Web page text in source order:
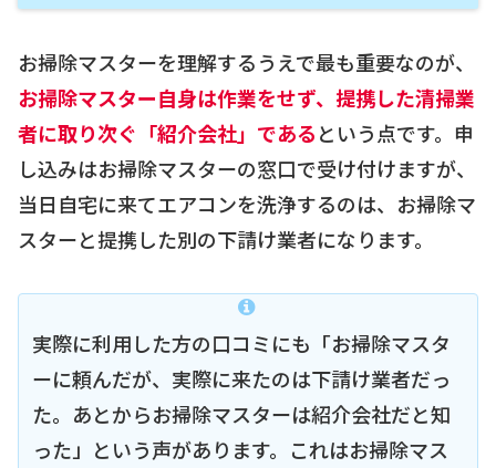
お掃除マスターを理解するうえで最も重要なのが、
お掃除マスター自身は作業をせず、提携した清掃業
者に取り次ぐ「紹介会社」であるという点です。申
し込みはお掃除マスターの窓口で受け付けますが、
当日自宅に来てエアコンを洗浄するのは、お掃除マ
スターと提携した別の下請け業者になります。
実際に利用した方の口コミにも「お掃除マスタ
ーに頼んだが、実際に来たのは下請け業者だっ
た。あとからお掃除マスターは紹介会社だと知
った」という声があります。これはお掃除マス